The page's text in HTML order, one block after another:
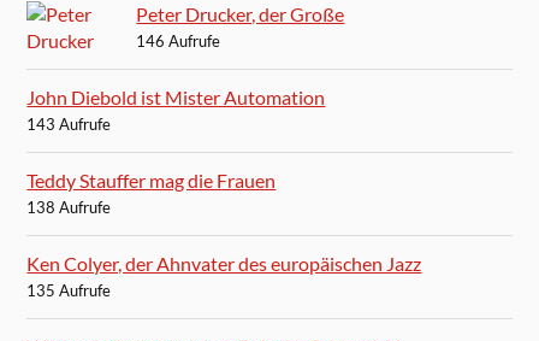
Peter Drucker, der Große
146 Aufrufe
John Diebold ist Mister Automation
143 Aufrufe
Teddy Stauffer mag die Frauen
138 Aufrufe
Ken Colyer, der Ahnvater des europäischen Jazz
135 Aufrufe